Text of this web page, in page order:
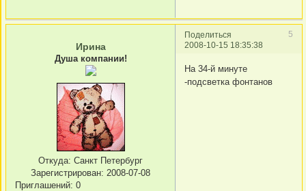
Поделиться
5
2008-10-15 18:35:38
Ирина
Душа компании!
Откуда: Санкт Петербург
Зарегистрирован: 2008-07-08
Приглашений: 0
На 34-й минуте
-подсветка фонтанов